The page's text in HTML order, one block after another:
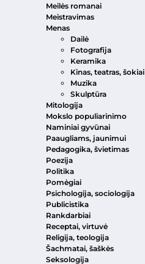
Meilės romanai
Meistravimas
Menas
Dailė
Fotografija
Keramika
Kinas, teatras, šokiai
Muzika
Skulptūra
Mitologija
Mokslo populiarinimo
Naminiai gyvūnai
Paaugliams, jaunimui
Pedagogika, švietimas
Poezija
Politika
Pomėgiai
Psichologija, sociologija
Publicistika
Rankdarbiai
Receptai, virtuvė
Religija, teologija
Šachmatai, šaškės
Seksologija